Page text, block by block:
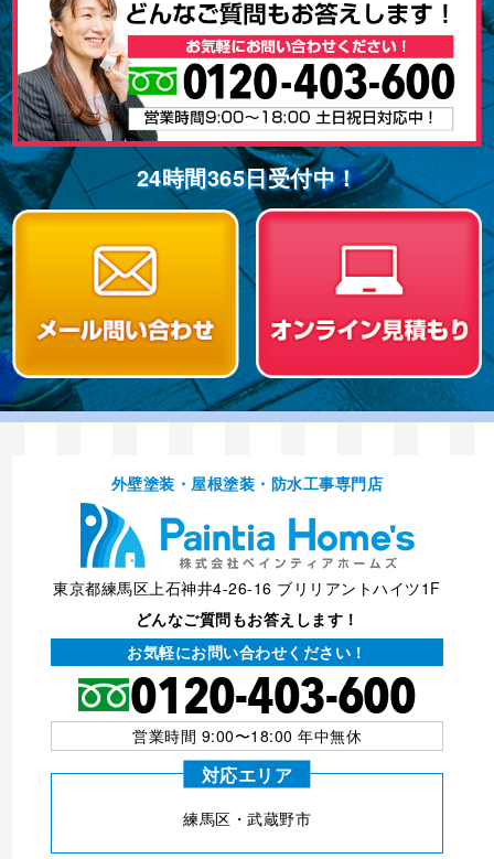
24時間365⽇受付中！
外壁塗装・屋根塗装・防⽔⼯事専⾨店
東京都練馬区上石神井4-26-16 ブリリアントハイツ1F
どんなご質問もお答えします！
お気軽にお問い合わせください！
営業時間 9:00〜18:00 年中無休
対応エリア
練⾺区・武蔵野市